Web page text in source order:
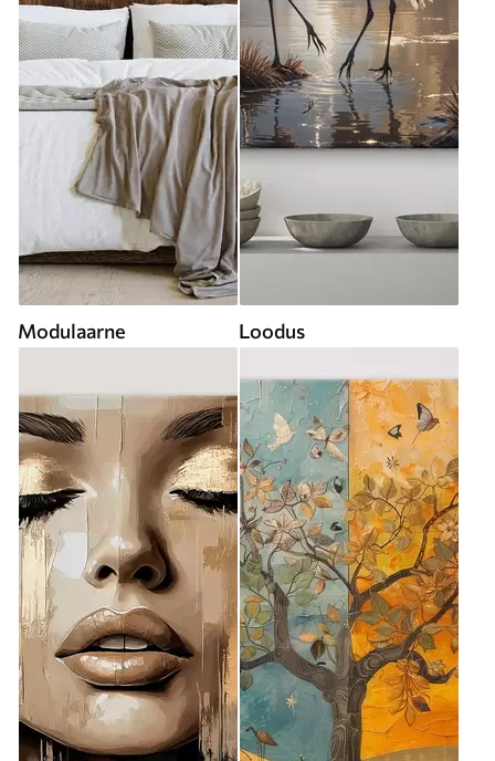
Modulaarne Loodus